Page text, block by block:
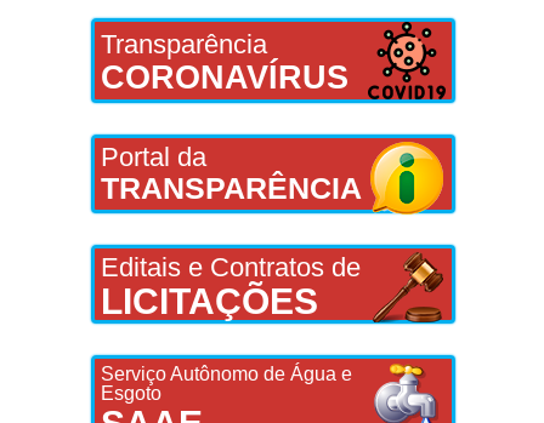
Transparência
CORONAVÍRUS
Portal da
TRANSPARÊNCIA
Editais e Contratos de
LICITAÇÕES
Serviço Autônomo de Água e
Esgoto